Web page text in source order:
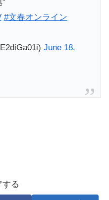
#文春オンライン
June 18,
する